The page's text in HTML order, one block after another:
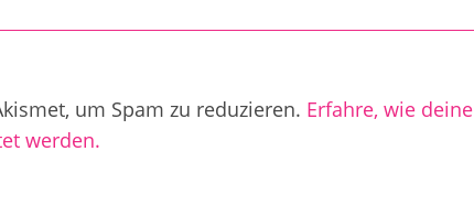
um Spam zu reduzieren. Erfahre, wie deine
werden.